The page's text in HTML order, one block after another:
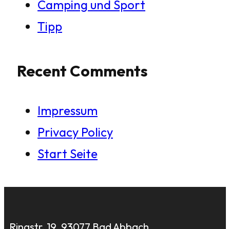
Camping und Sport
Tipp
Recent Comments
Impressum
Privacy Policy
Start Seite